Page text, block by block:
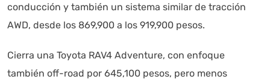
conducción y también un sistema similar de tracción
AWD, desde los 869,900 a los 919,900 pesos.
Cierra una Toyota RAV4 Adventure, con enfoque
también off-road por 645,100 pesos, pero menos